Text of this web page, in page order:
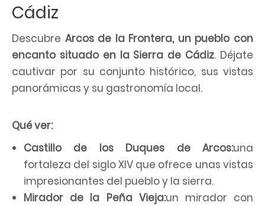
Cádiz
Descubre Arcos de la Frontera, un pueblo con
encanto situado en la Sierra de Cádiz. Déjate
cautivar por su conjunto histórico, sus vistas
panorámicas y su gastronomía local.
Qué ver:
Castillo de los Duques de Arcos:una
fortaleza del siglo XIV que ofrece unas vistas
impresionantes del pueblo y la sierra.
Mirador de la Peña Vieja:un mirador con